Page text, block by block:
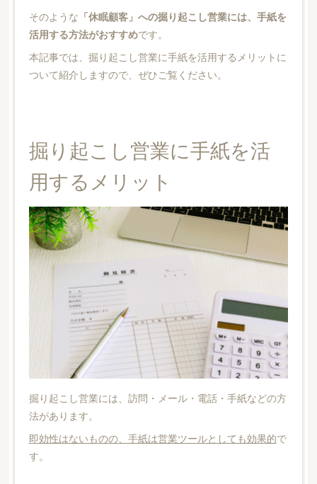
そのような 「休眠顧客」への掘り起こし営業には、手紙を
活用する方法がおすすめです。
本記事では、掘り起こし営業に手紙を活用するメリットに
ついて紹介しますので、ぜひご覧ください。
掘り起こし営業に手紙を活
用するメリット
掘り起こし営業には、訪問・メール・電話・手紙などの方
法があります。
即効性はないものの、手紙は営業ツールとしても効果的で
す。